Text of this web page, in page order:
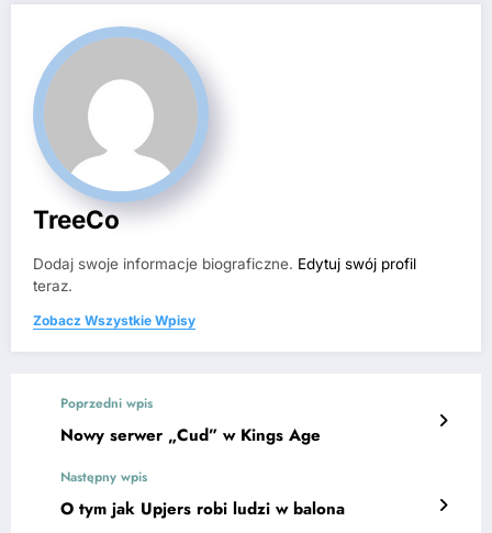
TreeCo
Dodaj swoje informacje biograficzne. Edytuj swój profil
teraz.
Zobacz Wszystkie Wpisy
Poprzedni wpis
Nowy serwer „Cud” w Kings Age
Następny wpis
O tym jak Upjers robi ludzi w balona